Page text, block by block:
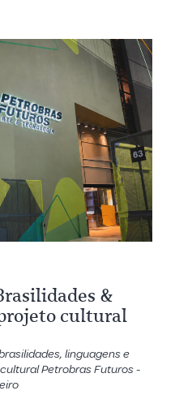
&
cultural
linguagens e
Petrobras Futuros -